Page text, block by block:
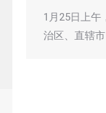
1月25日上午
治区、直辖